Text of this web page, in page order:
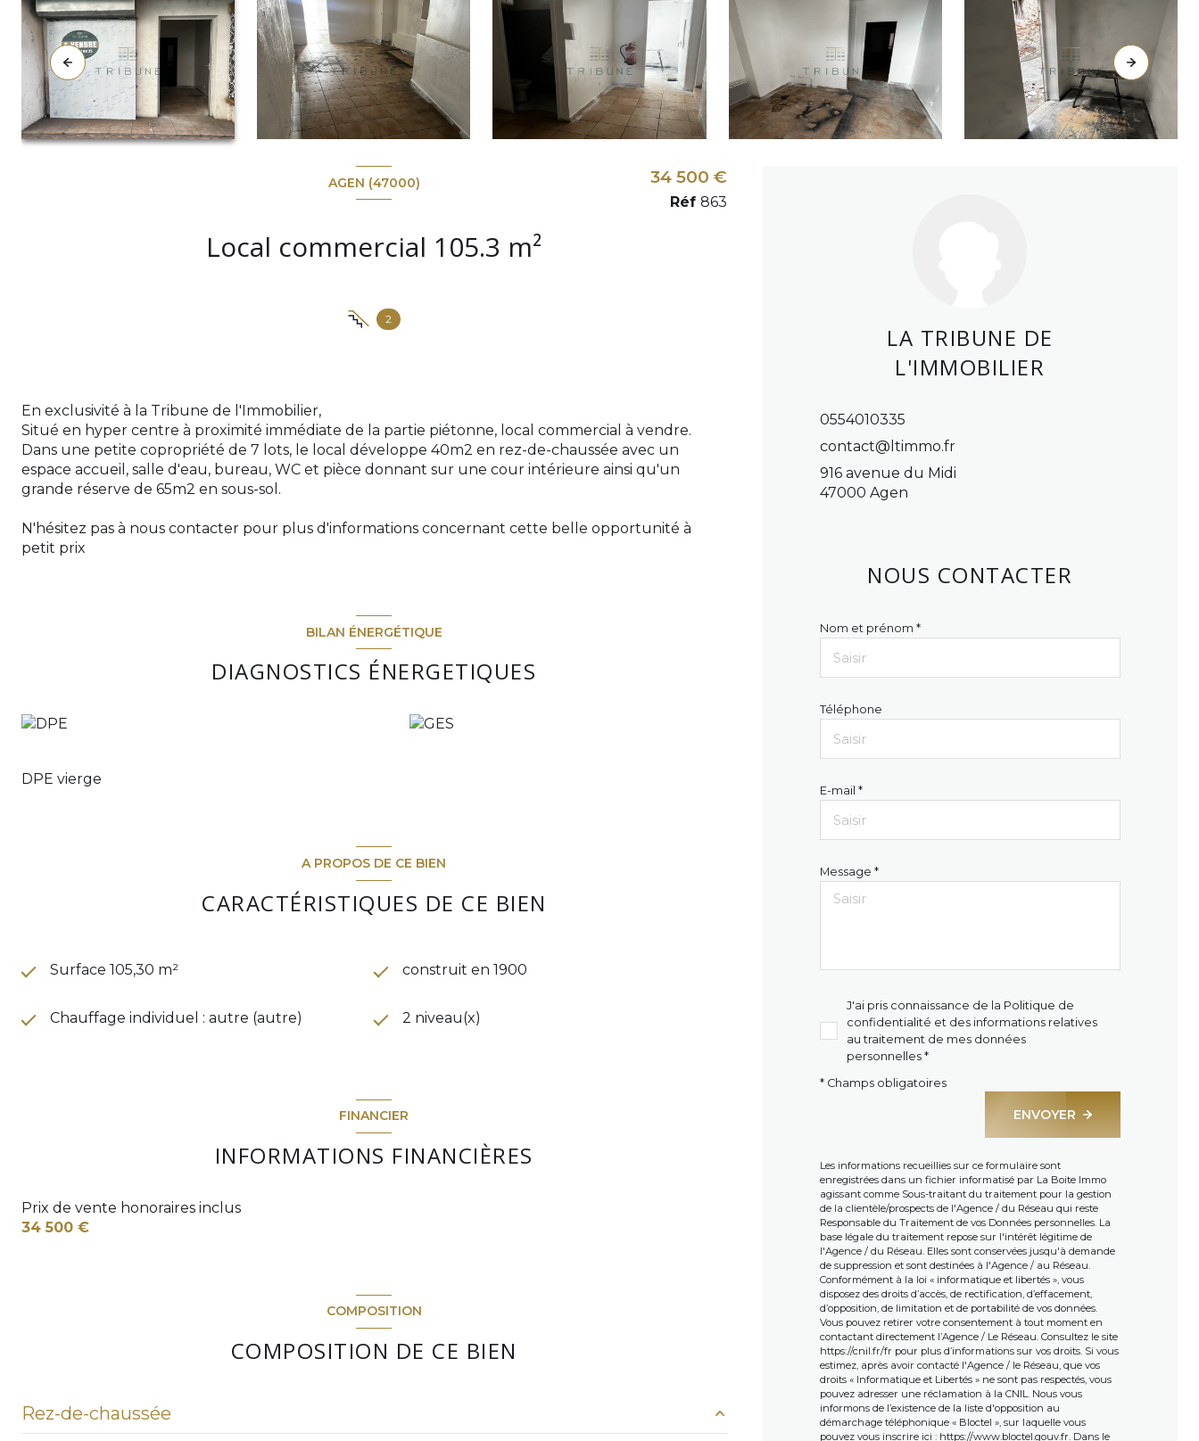
AGEN (47000)
Local commercial 105.3 m²
2
34 500 €
Réf 863
En exclusivité à la Tribune de l'Immobilier,
Situé en hyper centre à proximité immédiate de la partie piétonne, local commercial à vendre.
Dans une petite copropriété de 7 lots, le local développe 40m2 en rez-de-chaussée avec un
espace accueil, salle d'eau, bureau, WC et pièce donnant sur une cour intérieure ainsi qu'un
grande réserve de 65m2 en sous-sol.
N'hésitez pas à nous contacter pour plus d'informations concernant cette belle opportunité à
petit prix
BILAN ÉNERGÉTIQUE
DIAGNOSTICS ÉNERGETIQUES
DPE vierge
A PROPOS DE CE BIEN
CARACTÉRISTIQUES DE CE BIEN
Surface 105,30 m² construit en 1900
Chauffage individuel : autre (autre) 2 niveau(x)
FINANCIER
INFORMATIONS FINANCIÈRES
Prix de vente honoraires inclus
34 500 €
COMPOSITION
COMPOSITION DE CE BIEN
Rez-de-chaussée
LA TRIBUNE DE
L'IMMOBILIER
0554010335
contact@ltimmo.fr
916 avenue du Midi
47000 Agen
NOUS CONTACTER
Nom et prénom *
Téléphone
E-mail *
Message *
J'ai pris connaissance de la Politique de
confidentialité et des informations relatives
au traitement de mes données
personnelles *
* Champs obligatoires
ENVOYER
Les informations recueillies sur ce formulaire sont
enregistrées dans un fichier informatisé par La Boite Immo
agissant comme Sous-traitant du traitement pour la gestion
de la clientèle/prospects de l'Agence / du Réseau qui reste
Responsable du Traitement de vos Données personnelles. La
base légale du traitement repose sur l'intérêt légitime de
l'Agence / du Réseau. Elles sont conservées jusqu'à demande
de suppression et sont destinées à l'Agence / au Réseau.
Conformément à la loi « informatique et libertés », vous
disposez des droits d’accès, de rectification, d’effacement,
d’opposition, de limitation et de portabilité de vos données.
Vous pouvez retirer votre consentement à tout moment en
contactant directement l’Agence / Le Réseau. Consultez le site
https://cnil.fr/fr pour plus d’informations sur vos droits. Si vous
estimez, après avoir contacté l'Agence / le Réseau, que vos
droits « Informatique et Libertés » ne sont pas respectés, vous
pouvez adresser une réclamation à la CNIL. Nous vous
informons de l’existence de la liste d'opposition au
démarchage téléphonique « Bloctel », sur laquelle vous
pouvez vous inscrire ici : https://www.bloctel.gouv.fr . Dans le